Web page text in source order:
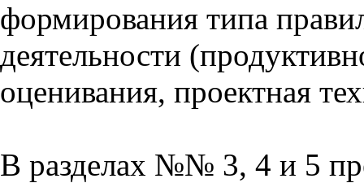
формирования типа
деятельности
оценивания, проектная
В разделах №№ 3, 4 и 5